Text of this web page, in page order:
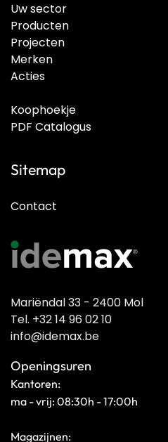
Uw sector
Producten
Projecten
Merken
Acties
Koophoekje
PDF Catalogus
Sitemap
Contact
Mariëndal 33 - 2400 Mol
Tel. +32 14 96 02 10
info@idemax.be
Openingsuren
Kantoren:
ma - vrij: 08:30h - 17:00h
Magazijnen: